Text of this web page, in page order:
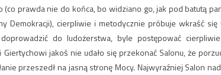
prawda nie do końca, bo widziano go, jak pod batutą
Demokracji), cierpliwie i metodycznie próbuje wkraść się
do ludożerstwa, byle postępować
jakoś nie udało się przekonać Salonu, że
przeszedł na jasną stronę Mocy. Najwyraźniej Salon